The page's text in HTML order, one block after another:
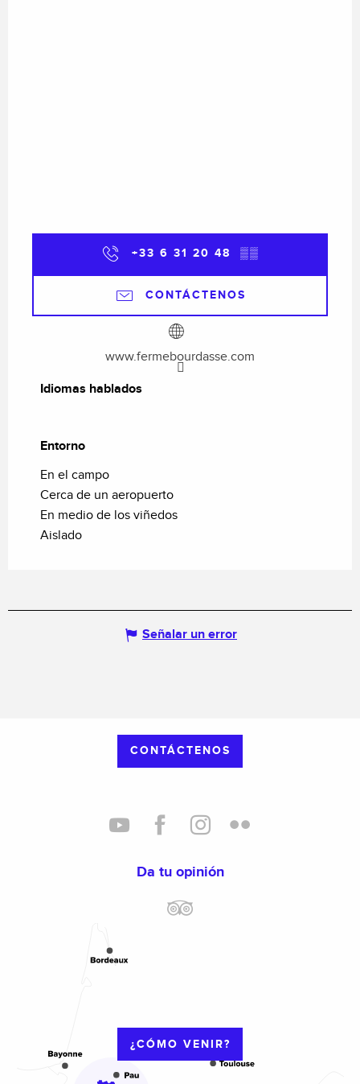
+33 6 31 20 48 ▒▒
CONTÁCTENOS
www.fermebourdasse.com
Idiomas hablados
Idiomas hablados
Entorno
Entorno
En el campo
Cerca de un aeropuerto
En medio de los viñedos
Aislado
Señalar un error
CONTÁCTENOS
Da tu opinión
¿CÓMO VENIR?